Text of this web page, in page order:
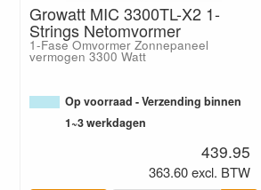
Growatt MIC 3300TL-X2 1-
Strings Netomvormer
1-Fase Omvormer Zonnepaneel
vermogen 3300 Watt
Op voorraad - Verzending binnen
1~3 werkdagen
439.95
363.60 excl. BTW